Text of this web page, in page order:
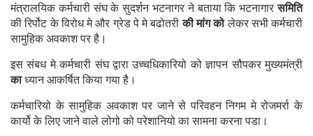
मंत्रालयिक कर्मचारी संघ के सुदर्शन भटनागर ने बताया कि भटनागारसमिति
की रिर्पोट के विरोध मे और ग्रेड पे मे बढोतरीकी मांगकोलेकर सभी कर्मचारी
सामुहिक अवकाश पर है।
इस संबध मे कर्मचारी संघ द्वारा उच्चधिकारियो को ज्ञापन सौपकर मुख्यमंत्री
काध्यान आकर्षित किया गया है।
कर्मचारियो के सामुहिक अवकाश पर जाने से परिवहन निगम मे रोजमर्रा के
कार्यो के लिए जाने वाले लोगो को परेशानियो का सामना करना पडा।